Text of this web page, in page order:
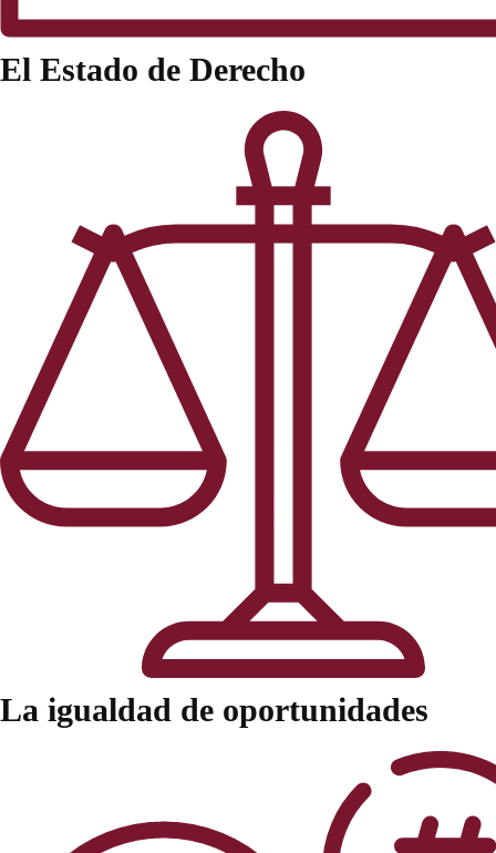
El Estado de Derecho
La igualdad de oportunidades